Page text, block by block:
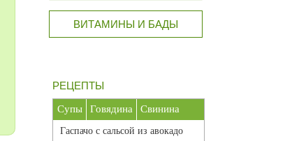
ВИТАМИНЫ И БАДЫ
РЕЦЕПТЫ
Супы Говядина Свинина
Гаспачо с сальсой из авокадо